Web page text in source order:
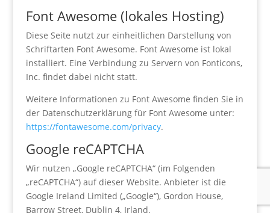
Font Awesome (lokales Hosting)
Diese Seite nutzt zur einheitlichen Darstellung von
Schriftarten Font Awesome. Font Awesome ist lokal
installiert. Eine Verbindung zu Servern von Fonticons,
Inc. findet dabei nicht statt.
Weitere Informationen zu Font Awesome finden Sie in
der Datenschutzerklärung für Font Awesome unter:
https://fontawesome.com/privacy.
Google reCAPTCHA
Wir nutzen „Google reCAPTCHA“ (im Folgenden
„reCAPTCHA“) auf dieser Website. Anbieter ist die
Google Ireland Limited („Google“), Gordon House,
Barrow Street, Dublin 4, Irland.